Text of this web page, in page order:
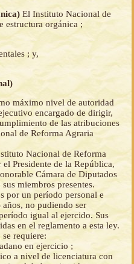
El Instituto Nacional de
estructura orgánica ;
; y,
máximo nivel de autoridad
encargado de dirigir,
de las atribuciones
de Reforma Agraria
Nacional de Reforma
Presidente de la República,
Cámara de Diputados
miembros presentes.
por un período personal e
no pudiendo ser
igual al ejercido. Sus
en el reglamento a esta ley.
requiere:
en ejercicio ;
a nivel de licenciatura con